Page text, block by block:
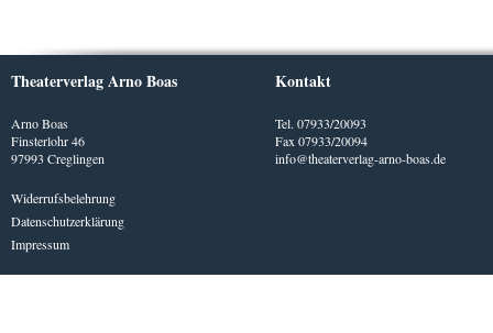
Theaterverlag Arno Boas
Arno Boas
Finsterlohr 46
97993 Creglingen
Widerrufsbelehrung
Datenschutzerklärung
Impressum
Kontakt
Tel. 07933/20093
Fax 07933/20094
info@theaterverlag-arno-boas.de